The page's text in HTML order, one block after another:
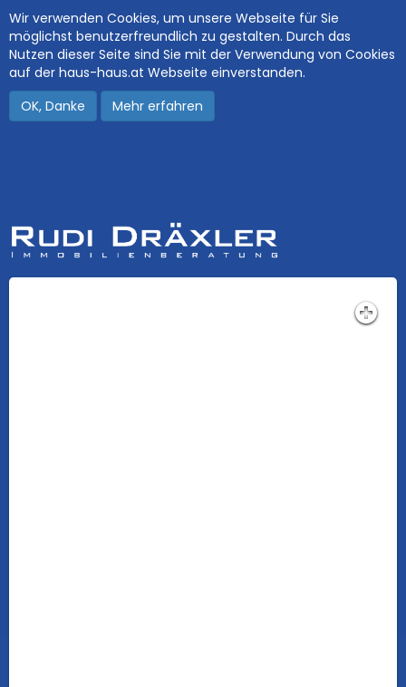
Wir verwenden Cookies, um unsere Webseite für Sie
möglichst benutzerfreundlich zu gestalten. Durch das
Nutzen dieser Seite sind Sie mit der Verwendung von Cookies
auf der haus-haus.at Webseite einverstanden.
OK, Danke
Mehr erfahren